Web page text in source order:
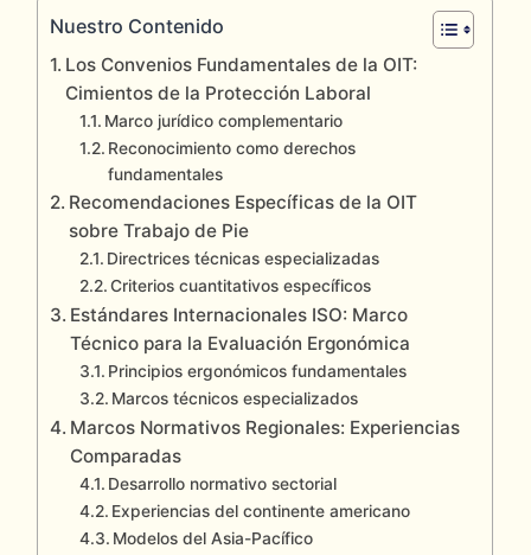
Nuestro Contenido
Los Convenios Fundamentales de la OIT:
Cimientos de la Protección Laboral
Marco jurídico complementario
Reconocimiento como derechos
fundamentales
Recomendaciones Específicas de la OIT
sobre Trabajo de Pie
Directrices técnicas especializadas
Criterios cuantitativos específicos
Estándares Internacionales ISO: Marco
Técnico para la Evaluación Ergonómica
Principios ergonómicos fundamentales
Marcos técnicos especializados
Marcos Normativos Regionales: Experiencias
Comparadas
Desarrollo normativo sectorial
Experiencias del continente americano
Modelos del Asia-Pacífico